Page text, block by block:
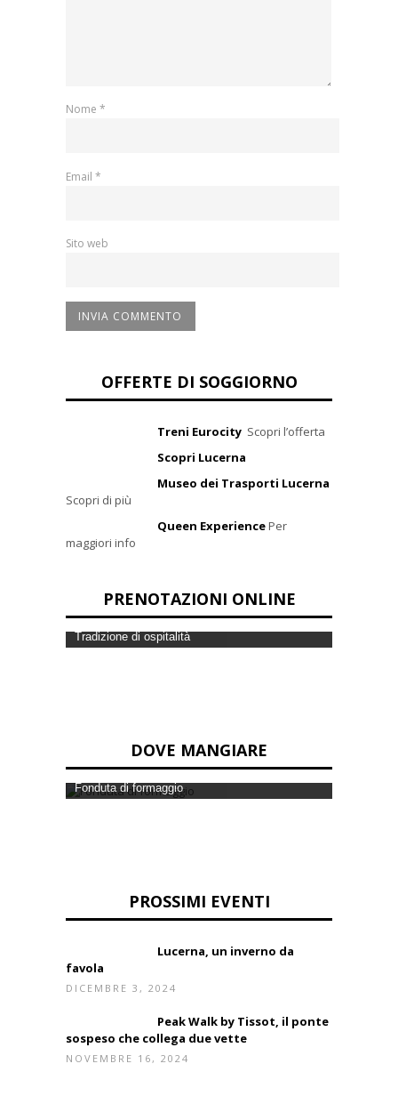
Nome *
Email *
Sito web
OFFERTE DI SOGGIORNO
Treni Eurocity Scopri l’offerta
Scopri Lucerna
Museo dei Trasporti Lucerna
Scopri di più
Queen ExperiencePer
maggiori info
PRENOTAZIONI ONLINE
Tradizione di ospitalità
DOVE MANGIARE
Fonduta di formaggio
PROSSIMI EVENTI
Lucerna, un inverno da
favola
DICEMBRE 3, 2024
Peak Walk by Tissot, il ponte
sospeso che collega due vette
NOVEMBRE 16, 2024